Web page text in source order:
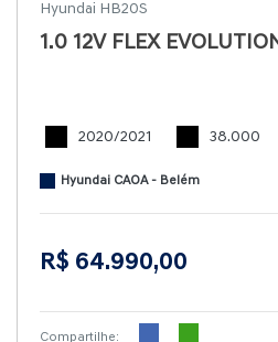
Hyundai HB20S
1.0 12V FLEX
2020/2021 38.000
Hyundai CAOA - Belém
R$ 64.990,00
Compartilhe: